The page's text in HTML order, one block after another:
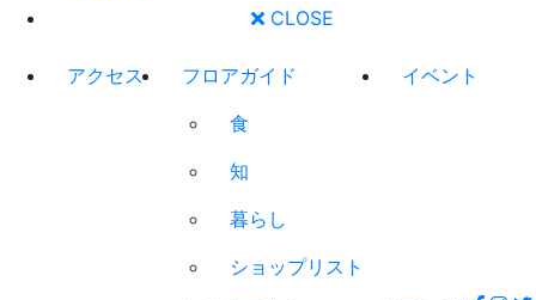
CLOSE
アクセス
フロアガイド
食
知
暮らし
ショップリスト
イベント